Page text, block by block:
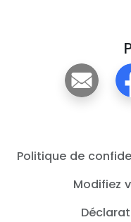
Politique de
Modifiez